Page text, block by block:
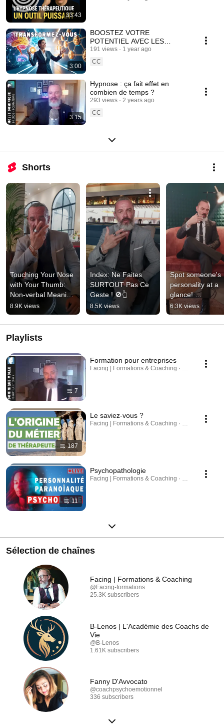
33:43
3:00
BOOSTEZ VOTRE
POTENTIEL AVEC LES
INTELLIGENCES MULTIPLES
191 views
1 year ago
CC
3:15
Hypnose : ça fait effet en
combien de temps ?
293 views
2 years ago
CC
Shorts
Touching Your Nose
with Your Thumb:
Non-verbal Meaning
#nonverbal
8.9K views
Index: Ne Faites
SURTOUT Pas Ce
Geste ! 🚫👆
8.5K views
Spot someone's
personality at a
glance!
#bodylanguage
6.3K views
Playlists
7
Formation pour entreprises
Facing | Formations & Coaching · Playlist
187
Le saviez-vous ?
Facing | Formations & Coaching · Playlist
11
Psychopathologie
Facing | Formations & Coaching · Playlist
Sélection de chaînes
Facing | Formations & Coaching
@Facing-formations
25.3K subscribers
B-Lenos | L'Académie des Coachs de
Vie
@B-Lenos
1.61K subscribers
Fanny D'Avvocato
@coachpsychoemotionnel
336 subscribers